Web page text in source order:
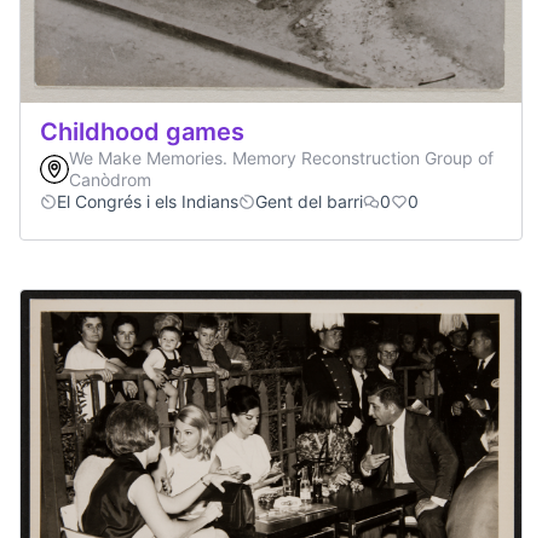
Childhood games
We Make Memories. Memory Reconstruction Group of
Canòdrom
El Congrés i els Indians
Gent del barri 0 0